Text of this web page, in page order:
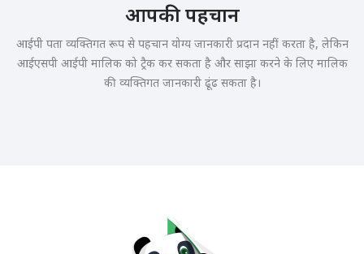
आपकी पहचान
आईपी पता व्यक्तिगत रूप से पहचान योग्य जानकारी प्रदान नहीं करता है, लेकिन
आईएसपी आईपी मालिक को ट्रैक कर सकता है और साझा करने के लिए मालिक
की व्यक्तिगत जानकारी ढूंढ सकता है।